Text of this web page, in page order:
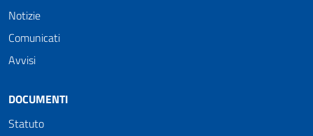
Notizie
Comunicati
Avvisi
DOCUMENTI
Statuto